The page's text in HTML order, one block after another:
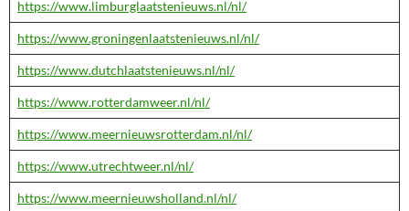
https://www.limburglaatstenieuws.nl/nl/
https://www.groningenlaatstenieuws.nl/nl/
https://www.dutchlaatstenieuws.nl/nl/
https://www.rotterdamweer.nl/nl/
https://www.meernieuwsrotterdam.nl/nl/
https://www.utrechtweer.nl/nl/
https://www.meernieuwsholland.nl/nl/